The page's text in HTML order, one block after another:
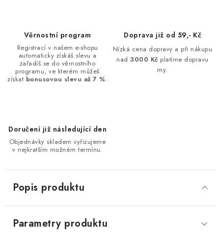
Věrnostní program
Registrací v našem e-shopu
automaticky získáš slevu a
zařadíš se do věrnostního
programu, ve kterém můžeš
získat bonusovou slevu až 7 %.
Doprava již od 59,- Kč
Nízká cena dopravy a při nákupu
nad3000 Kč platíme dopravu
my.
Doručení již následující den
Objednávky skladem vyřizujeme
v nejkratším možném termínu.
Popis produktu
Parametry produktu